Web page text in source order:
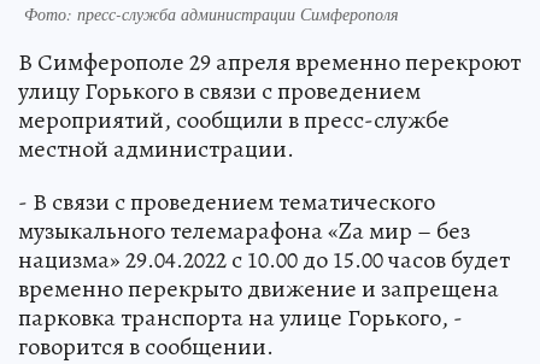
Фото: пресс-служба администрации Симферополя
В Симферополе 29 апреля временно перекроют
улицу Горького в связи с проведением
мероприятий, сообщили в пресс-службе
местной администрации.
- В связи с проведением тематического
музыкального телемарафона «Za мир – без
нацизма» 29.04.2022 с 10.00 до 15.00 часов будет
временно перекрыто движение и запрещена
парковка транспорта на улице Горького, -
говорится в сообщении.